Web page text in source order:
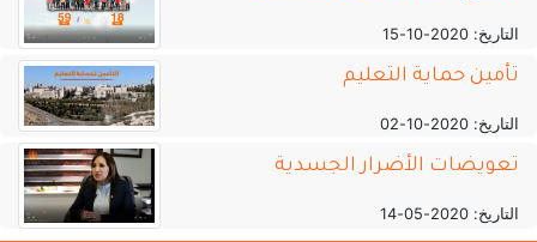
التاريخ: 2020-10-15
تأمين حماية التعليم
التاريخ: 2020-10-02
تعويضات الأضرار الجسدية
التاريخ: 2020-05-14